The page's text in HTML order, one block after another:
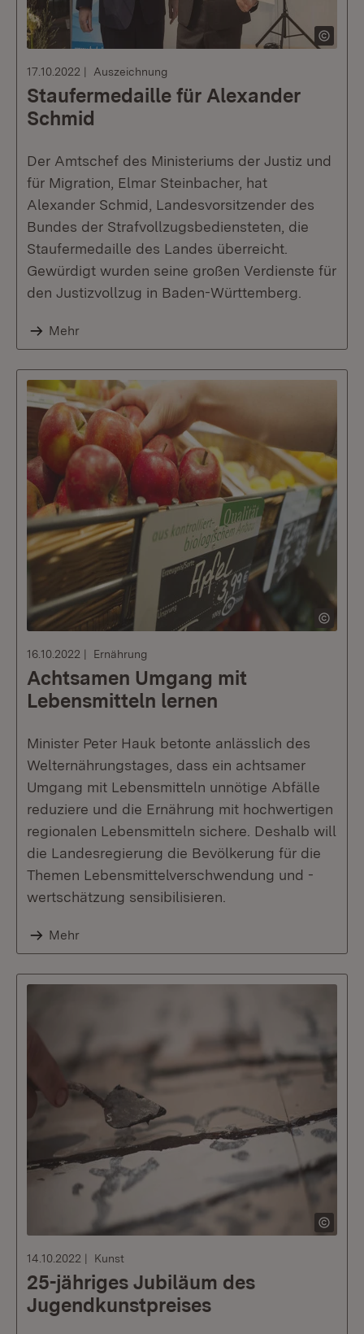
17.10.2022 Auszeichnung
Staufermedaille für Alexander
Schmid
Der Amtschef des Ministeriums der Justiz und
für Migration, Elmar Steinbacher, hat
Alexander Schmid, Landesvorsitzender des
Bundes der Strafvollzugsbediensteten, die
Staufermedaille des Landes überreicht.
Gewürdigt wurden seine großen Verdienste für
den Justizvollzug in Baden-Württemberg.
Mehr
16.10.2022 Ernährung
Achtsamen Umgang mit
Lebensmitteln lernen
Minister Peter Hauk betonte anlässlich des
Welternährungstages, dass ein achtsamer
Umgang mit Lebensmitteln unnötige Abfälle
reduziere und die Ernährung mit hochwertigen
regionalen Lebensmitteln sichere. Deshalb will
die Landesregierung die Bevölkerung für die
Themen Lebensmittelverschwendung und -
wertschätzung sensibilisieren.
Mehr
14.10.2022 Kunst
25-jähriges Jubiläum des
Jugendkunstpreises